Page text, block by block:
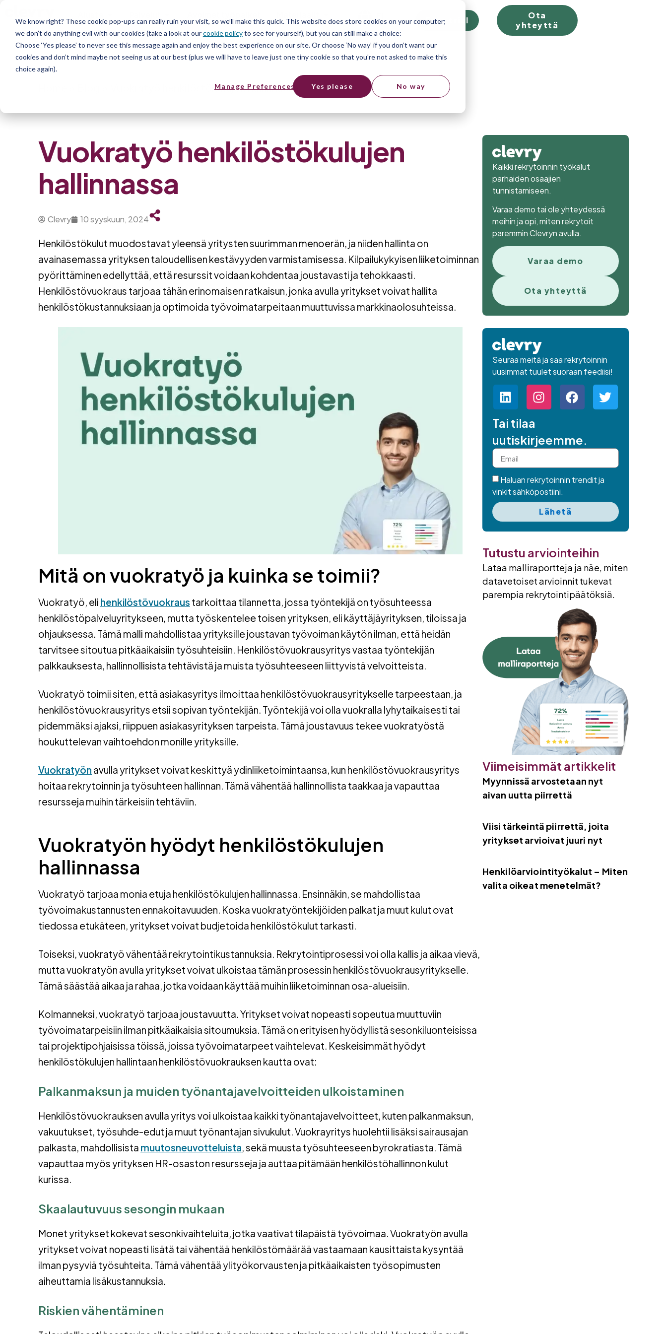
We know right? These cookie pop-ups can really ruin your visit, so we’ll make this quick. This website does store cookies on your computer;
we don’t do anything evil with our cookies (take a look at ourcookie policyto see for yourself), but you can still make a choice:
Choose ‘Yes please’ to never see this message again and enjoy the best experience on our site. Or choose ‘No way’ if you don’t want our
cookies and don’t mind maybe not seeing us at our best (plus we will have to leave just one tiny cookie so that you're not asked to make this
choice again).
Manage Preferences Yes please No way
Free trial
Ota
yhteyttä
Vuokratyö henkilöstökulujen hallinnassa
Vuokratyö henkilöstökulujen
hallinnassa
Clevry 10 syyskuun, 2024
Henkilöstökulut muodostavat yleensä yritysten suurimman menoerän, ja niiden hallinta on
avainasemassa yrityksen taloudellisen kestävyyden varmistamisessa. Kilpailukykyisen liiketoiminnan
pyörittäminen edellyttää, että resurssit voidaan kohdentaa joustavasti ja tehokkaasti.
Henkilöstövuokraus tarjoaa tähän erinomaisen ratkaisun, jonka avulla yritykset voivat hallita
henkilöstökustannuksiaan ja optimoida työvoimatarpeitaan muuttuvissa markkinaolosuhteissa.
Mitä on vuokratyö ja kuinka se toimii?
Vuokratyö, eli henkilöstövuokraus tarkoittaa tilannetta, jossa työntekijä on työsuhteessa
henkilöstöpalveluyritykseen, mutta työskentelee toisen yrityksen, eli käyttäjäyrityksen, tiloissa ja
ohjauksessa. Tämä malli mahdollistaa yrityksille joustavan työvoiman käytön ilman, että heidän
tarvitsee sitoutua pitkäaikaisiin työsuhteisiin. Henkilöstövuokrausyritys vastaa työntekijän
palkkauksesta, hallinnollisista tehtävistä ja muista työsuhteeseen liittyvistä velvoitteista.
Vuokratyö toimii siten, että asiakasyritys ilmoittaa henkilöstövuokrausyritykselle tarpeestaan, ja
henkilöstövuokrausyritys etsii sopivan työntekijän. Työntekijä voi olla vuokralla lyhytaikaisesti tai
pidemmäksi ajaksi, riippuen asiakasyrityksen tarpeista. Tämä joustavuus tekee vuokratyöstä
houkuttelevan vaihtoehdon monille yrityksille.
Vuokratyön avulla yritykset voivat keskittyä ydinliiketoimintaansa, kun henkilöstövuokrausyritys
hoitaa rekrytoinnin ja työsuhteen hallinnan. Tämä vähentää hallinnollista taakkaa ja vapauttaa
resursseja muihin tärkeisiin tehtäviin.
Vuokratyön hyödyt henkilöstökulujen
hallinnassa
Vuokratyö tarjoaa monia etuja henkilöstökulujen hallinnassa. Ensinnäkin, se mahdollistaa
työvoimakustannusten ennakoitavuuden. Koska vuokratyöntekijöiden palkat ja muut kulut ovat
tiedossa etukäteen, yritykset voivat budjetoida henkilöstökulut tarkasti.
Toiseksi, vuokratyö vähentää rekrytointikustannuksia. Rekrytointiprosessi voi olla kallis ja aikaa vievä,
mutta vuokratyön avulla yritykset voivat ulkoistaa tämän prosessin henkilöstövuokrausyritykselle.
Tämä säästää aikaa ja rahaa, jotka voidaan käyttää muihin liiketoiminnan osa-alueisiin.
Kolmanneksi, vuokratyö tarjoaa joustavuutta. Yritykset voivat nopeasti sopeutua muuttuviin
työvoimatarpeisiin ilman pitkäaikaisia sitoumuksia. Tämä on erityisen hyödyllistä sesonkiluonteisissa
tai projektipohjaisissa töissä, joissa työvoimatarpeet vaihtelevat. Keskeisimmät hyödyt
henkilöstökulujen hallintaan henkilöstövuokrauksen kautta ovat:
Palkanmaksun ja muiden työnantajavelvoitteiden ulkoistaminen
Henkilöstövuokrauksen avulla yritys voi ulkoistaa kaikki työnantajavelvoitteet, kuten palkanmaksun,
vakuutukset, työsuhde-edut ja muut työnantajan sivukulut. Vuokrayritys huolehtii lisäksi sairausajan
palkasta, mahdollisista muutosneuvotteluista, sekä muusta työsuhteeseen byrokratiasta. Tämä
vapauttaa myös yrityksen HR-osaston resursseja ja auttaa pitämään henkilöstöhallinnon kulut
kurissa.
Skaalautuvuus sesongin mukaan
Monet yritykset kokevat sesonkivaihteluita, jotka vaativat tilapäistä työvoimaa. Vuokratyön avulla
yritykset voivat nopeasti lisätä tai vähentää henkilöstömäärää vastaamaan kausittaista kysyntää
ilman pysyviä työsuhteita. Tämä vähentää ylityökorvausten ja pitkäaikaisten työsopimusten
aiheuttamia lisäkustannuksia.
Riskien vähentäminen
Kaikki rekrytoinnin työkalut
parhaiden osaajien
tunnistamiseen.
Varaa demo tai ole yhteydessä
meihin ja opi, miten rekrytoit
paremmin Clevryn avulla.
Varaa demo
Ota yhteyttä
Seuraa meitä ja saa rekrytoinnin
uusimmat tuulet suoraan feediisi!
Tai tilaa
uutiskirjeemme.
Haluan rekrytoinnin trendit ja
vinkit sähköpostiini.
Lähetä
Tutustu arviointeihin
Lataa malliraportteja ja näe, miten
datavetoiset arvioinnit tukevat
parempia rekrytointipäätöksiä.
Viimeisimmät artikkelit
Myynnissä arvostetaan nyt
aivan uutta piirrettä
Viisi tärkeintä piirrettä, joita
yritykset arvioivat juuri nyt
Henkilöarviointityökalut – Miten
valita oikeat menetelmät?